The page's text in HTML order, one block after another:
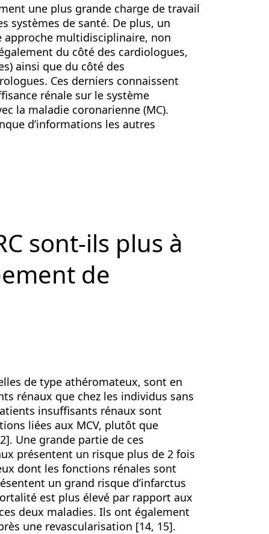
une plus grande charge de travail
systèmes de santé. De plus, un
approche multidisciplinaire, non
du côté des cardiologues,
ainsi que du côté des
Ces derniers connaissent
rénale sur le système
la maladie coronarienne (MC).
d’informations les autres
sont-ils plus à
de
de type athéromateux, sont en
rénaux que chez les individus sans
insuffisants rénaux sont
liées aux MCV, plutôt que
Une grande partie de ces
présentent un risque plus de 2 fois
dont les fonctions rénales sont
un grand risque d’infarctus
est plus élevé par rapport aux
deux maladies. Ils ont également
une revascularisation [14, 15].